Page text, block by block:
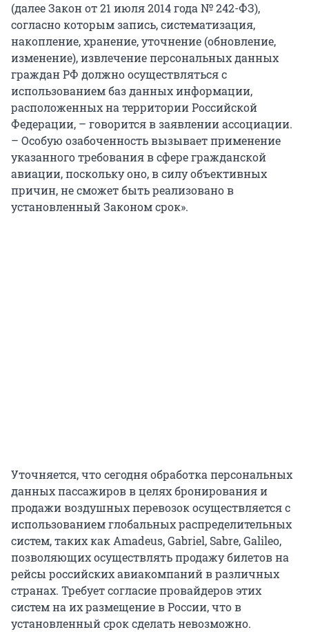
(далее Закон от 21 июля 2014 года № 242-ФЗ),
согласно которым запись, систематизация,
накопление, хранение, уточнение (обновление,
изменение), извлечение персональных данных
граждан РФ должно осуществляться с
использованием баз данных информации,
расположенных на территории Российской
Федерации, – говорится в заявлении ассоциации.
– Особую озабоченность вызывает применение
указанного требования в сфере гражданской
авиации, поскольку оно, в силу объективных
причин, не сможет быть реализовано в
установленный Законом срок».
Уточняется, что сегодня обработка персональных
данных пассажиров в целях бронирования и
продажи воздушных перевозок осуществляется с
использованием глобальных распределительных
систем, таких как Amadeus, Gabriel, Sabre, Galileo,
позволяющих осуществлять продажу билетов на
рейсы российских авиакомпаний в различных
странах. Требует согласие провайдеров этих
систем на их размещение в России, что в
установленный срок сделать невозможно.